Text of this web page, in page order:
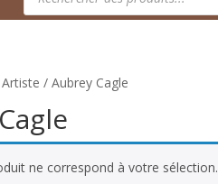
produits
/ Aubrey Cagle
ne correspond à votre sélection.